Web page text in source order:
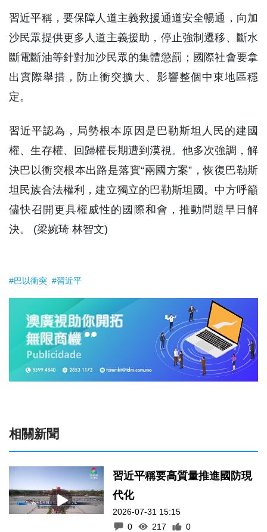
習近平稱，要保障人道主義救援通道安全暢通，向加
沙民眾提供更多人道主義援助，停止強制遷移、斷水
斷電斷油等針對加沙民眾的集體懲罰；國際社會要拿
出實際舉措，防止衝突擴大、影響整個中東地區穩
定。
習近平認為，局勢根本原因是巴勒斯坦人民的建國
權、生存權、回歸權長期遭到漠視。他多次強調，解
決巴以衝突根本出路是落實“兩國方案”，恢復巴勒斯
坦民族合法權利，建立獨立的巴勒斯坦國。中方呼籲
儘快召開更具權威性的國際和會，推動問題早日解
決。 (梁婉琦 林智文)
#巴以衝突 #習近平
相關新聞
習近平稱要高質量推進國防現
代化
2026-07-31 15:15
0
217 0